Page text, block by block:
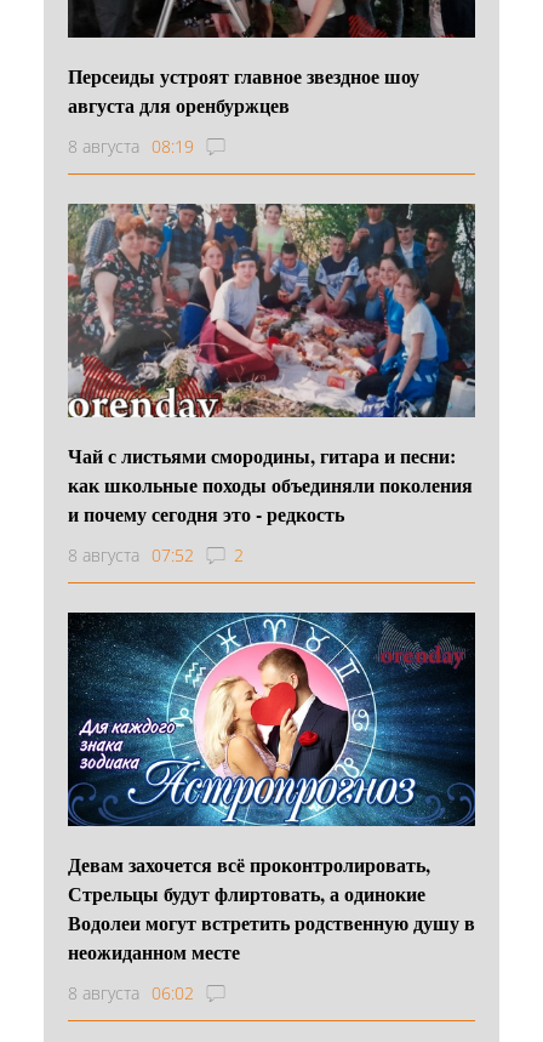
Персеиды устроят главное звездное шоу
августа для оренбуржцев
8 августа 08:19
Чай с листьями смородины, гитара и песни:
как школьные походы объединяли поколения
и почему сегодня это - редкость
8 августа 07:52 2
Девам захочется всё проконтролировать,
Стрельцы будут флиртовать, а одинокие
Водолеи могут встретить родственную душу в
неожиданном месте
8 августа 06:02